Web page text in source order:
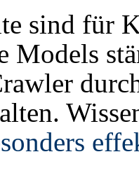
sind für
Models